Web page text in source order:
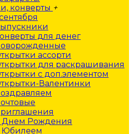
конверты +
для денег
ассорти
для раскрашивания
с доп.элементом
Валентинки
Рождения